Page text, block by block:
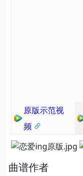
原版示范视
频
曲谱作者